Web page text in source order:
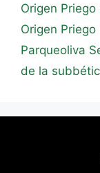
Origen
Origen
Parqueoliva
de la